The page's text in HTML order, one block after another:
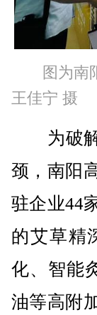
图为南
王佳宁 摄
为破解
颈，南阳
驻企业44
的艾草精
化、智能
油等高附